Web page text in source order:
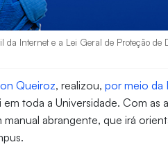
Internet e a Lei Geral de Proteção de
Queiroz, realizou,por meio da
toda a Universidade. Com as
abrangente, que irá